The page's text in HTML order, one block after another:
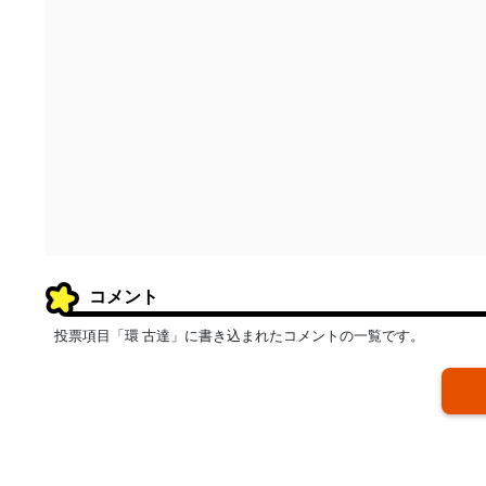
コメント
投票項目「環 古達」に書き込まれたコメントの一覧です。